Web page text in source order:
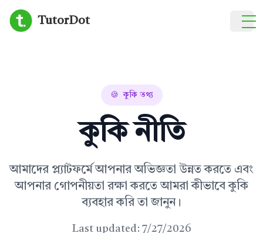
TutorDot
🍪 কুকি তথ্য
কুকি নীতি
আমাদের প্ল্যাটফর্মে আপনার অভিজ্ঞতা উন্নত করতে এবং
আপনার গোপনীয়তা রক্ষা করতে আমরা কীভাবে কুকি
ব্যবহার করি তা জানুন।
Last updated: 7/27/2026